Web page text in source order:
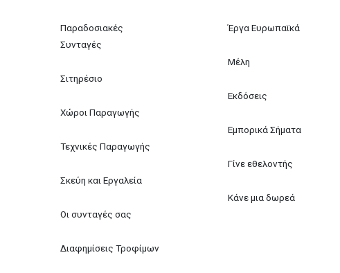
Παραδοσιακές
Συνταγές
Σιτηρέσιο
Χώροι Παραγωγής
Τεχνικές Παραγωγής
Σκεύη και Εργαλεία
Οι συνταγές σας
Διαφημίσεις Τροφίμων
Έργα Ευρωπαϊκά
Μέλη
Εκδόσεις
Εμπορικά Σήματα
Γίνε εθελοντής
Κάνε μια δωρεά